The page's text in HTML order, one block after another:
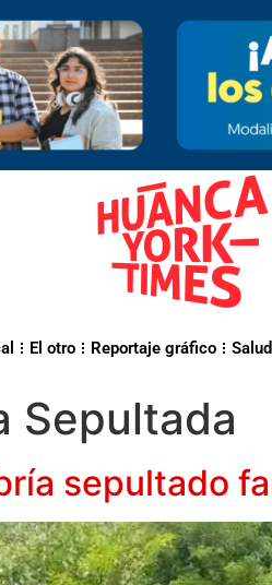
El otro Reportaje gráfico Salud
Sepultada
sepultado